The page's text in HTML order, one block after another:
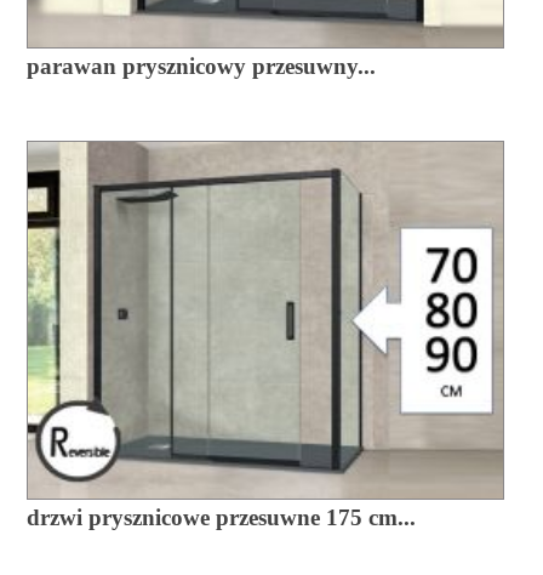
parawan prysznicowy przesuwny...
drzwi prysznicowe przesuwne 175 cm...